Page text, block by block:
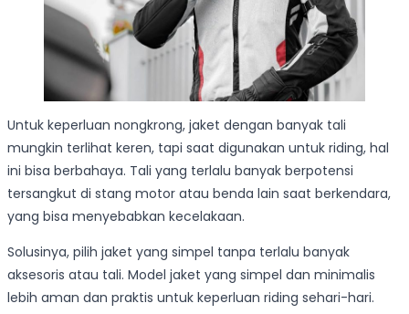
Untuk keperluan nongkrong, jaket dengan banyak tali
mungkin terlihat keren, tapi saat digunakan untuk riding, hal
ini bisa berbahaya. Tali yang terlalu banyak berpotensi
tersangkut di stang motor atau benda lain saat berkendara,
yang bisa menyebabkan kecelakaan.
Solusinya, pilih jaket yang simpel tanpa terlalu banyak
aksesoris atau tali. Model jaket yang simpel dan minimalis
lebih aman dan praktis untuk keperluan riding sehari-hari.